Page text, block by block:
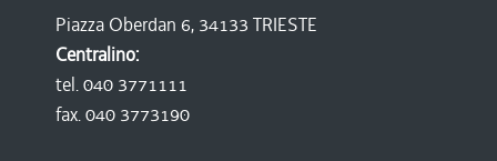
Piazza Oberdan 6, 34133 TRIESTE
Centralino:
tel. 040 3771111
fax. 040 3773190